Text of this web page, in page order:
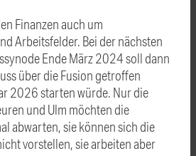
Finanzen auch um
Arbeitsfelder. Bei der nächsten
Ende März 2024 soll dann
über die Fusion getroffen
2026 starten würde. Nur die
und Ulm möchten die
abwarten, sie können sich die
vorstellen, sie arbeiten aber